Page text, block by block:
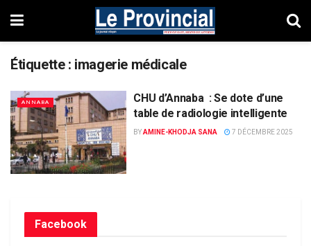
Étiquette : imagerie médicale
ANNABA
CHU d’Annaba : Se dote d’une
table de radiologie intelligente
BYAMINE-KHODJA SANA 7 DÉCEMBRE 2025
Facebook